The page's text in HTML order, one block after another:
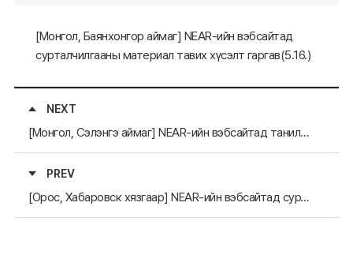
[Монгол, Баянхонгор аймаг] NEAR-ийн вэбсайтад
сурталчилгааны материал тавих хүсэлт гаргав(5.16.)
NEXT
[Монгол, Сэлэнгэ аймаг] NEAR-ийн вэбсайтад танилцуулга материал тавих хүсэлт гаргав(5.31.)
PREV
[Орос, Хабаровск хязгаар] NEAR-ийн вэбсайтад сурталчилгааны материал тавих хүсэлт гаргав(5.16.)